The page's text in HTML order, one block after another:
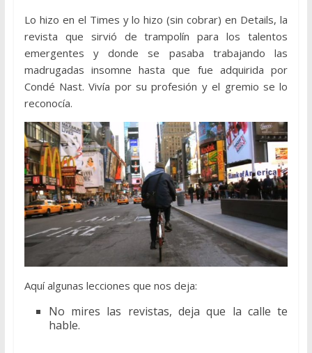
Lo hizo en el Times y lo hizo (sin cobrar) en Details, la
revista que sirvió de trampolín para los talentos
emergentes y donde se pasaba trabajando las
madrugadas insomne hasta que fue adquirida por
Condé Nast. Vivía por su profesión y el gremio se lo
reconocía.
Aquí algunas lecciones que nos deja:
No mires las revistas, deja que la calle te
hable.